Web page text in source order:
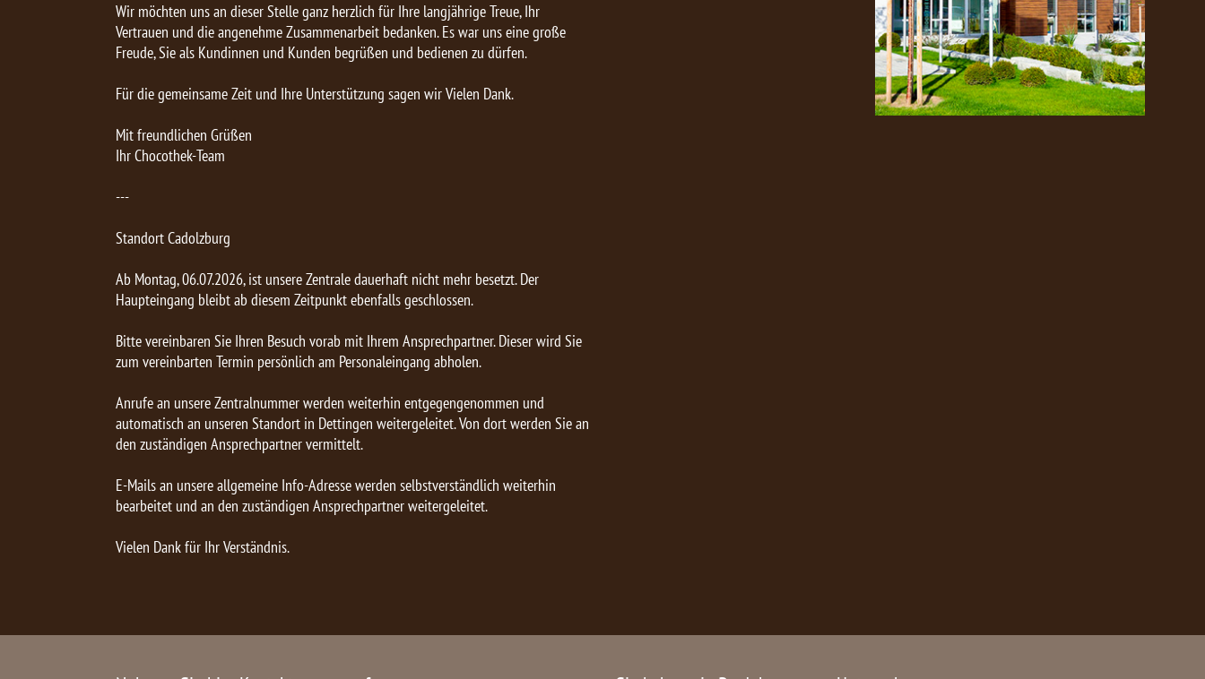
Wir möchten uns an dieser Stelle ganz herzlich für Ihre langjährige Treue, Ihr
Vertrauen und die angenehme Zusammenarbeit bedanken. Es war uns eine große
Freude, Sie als Kundinnen und Kunden begrüßen und bedienen zu dürfen.
Für die gemeinsame Zeit und Ihre Unterstützung sagen wir Vielen Dank.
Mit freundlichen Grüßen
Ihr Chocothek-Team
---
Standort Cadolzburg
Ab Montag, 06.07.2026, ist unsere Zentrale dauerhaft nicht mehr besetzt. Der
Haupteingang bleibt ab diesem Zeitpunkt ebenfalls geschlossen.
Bitte vereinbaren Sie Ihren Besuch vorab mit Ihrem Ansprechpartner. Dieser wird Sie
zum vereinbarten Termin persönlich am Personaleingang abholen.
Anrufe an unsere Zentralnummer werden weiterhin entgegengenommen und
automatisch an unseren Standort in Dettingen weitergeleitet. Von dort werden Sie an
den zuständigen Ansprechpartner vermittelt.
E-Mails an unsere allgemeine Info-Adresse werden selbstverständlich weiterhin
bearbeitet und an den zuständigen Ansprechpartner weitergeleitet.
Vielen Dank für Ihr Verständnis.